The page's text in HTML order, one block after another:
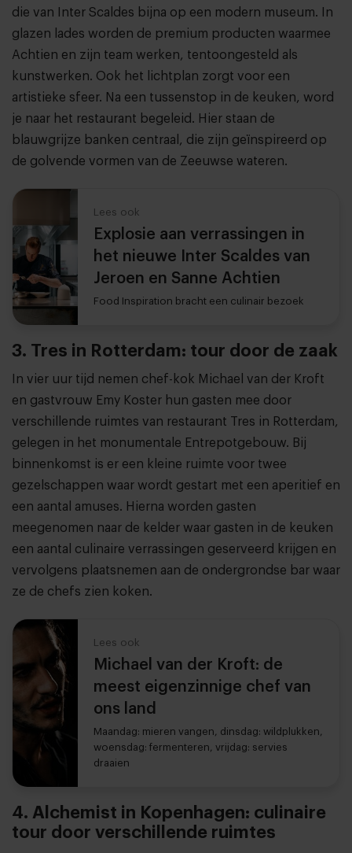
die van Inter Scaldes bijna op een modern museum. In
glazen lades worden de premium producten waarmee
Achtien en zijn team werken, tentoongesteld als
kunstwerken. Ook het lichtplan zorgt voor een
artistieke sfeer. Na een tussenstop in de keuken, word
je naar het restaurant begeleid. Hier staan de
blauwgrijze banken centraal, die zijn geïnspireerd op
de golvende vormen van de Zeeuwse wateren.
Lees ook
Explosie aan verrassingen in
het nieuwe Inter Scaldes van
Jeroen en Sanne Achtien
Food Inspiration bracht een culinair bezoek
3. Tres in Rotterdam: tour door de zaak
In vier uur tijd nemen chef-kok Michael van der Kroft
en gastvrouw Emy Koster hun gasten mee door
verschillende ruimtes van restaurant Tres in Rotterdam,
gelegen in het monumentale Entrepotgebouw. Bij
binnenkomst is er een kleine ruimte voor twee
gezelschappen waar wordt gestart met een aperitief en
een aantal amuses. Hierna worden gasten
meegenomen naar de kelder waar gasten in de keuken
een aantal culinaire verrassingen geserveerd krijgen en
vervolgens plaatsnemen aan de ondergrondse bar waar
ze de chefs zien koken.
Lees ook
Michael van der Kroft: de
meest eigenzinnige chef van
ons land
Maandag: mieren vangen, dinsdag: wildplukken,
woensdag: fermenteren, vrijdag: servies
draaien
4. Alchemist in Kopenhagen: culinaire
tour door verschillende ruimtes